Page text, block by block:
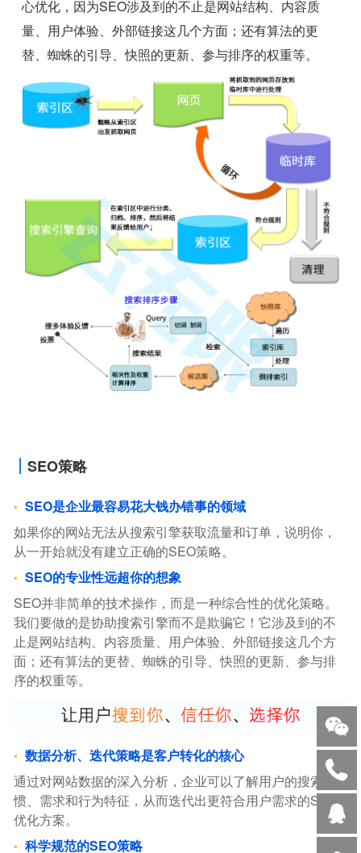
心优化，因为SEO涉及到的不止是网站结构、内容质
量、用户体验、外部链接这几个方面；还有算法的更
替、蜘蛛的引导、快照的更新、参与排序的权重等。
SEO策略
SEO是企业最容易花大钱办错事的领域
如果你的网站无法从搜索引擎获取流量和订单，说明你，
从一开始就没有建立正确的SEO策略。
SEO的专业性远超你的想象
SEO并非简单的技术操作，而是一种综合性的优化策略。
我们要做的是协助搜索引擎而不是欺骗它！它涉及到的不
止是网站结构、内容质量、用户体验、外部链接这几个方
面；还有算法的更替、蜘蛛的引导、快照的更新、参与排
序的权重等。
数据分析、迭代策略是客户转化的核心
通过对网站数据的深入分析，企业可以了解用户的搜索习
惯、需求和行为特征，从而迭代出更符合用户需求的SEO
优化方案。
科学规范的SEO策略